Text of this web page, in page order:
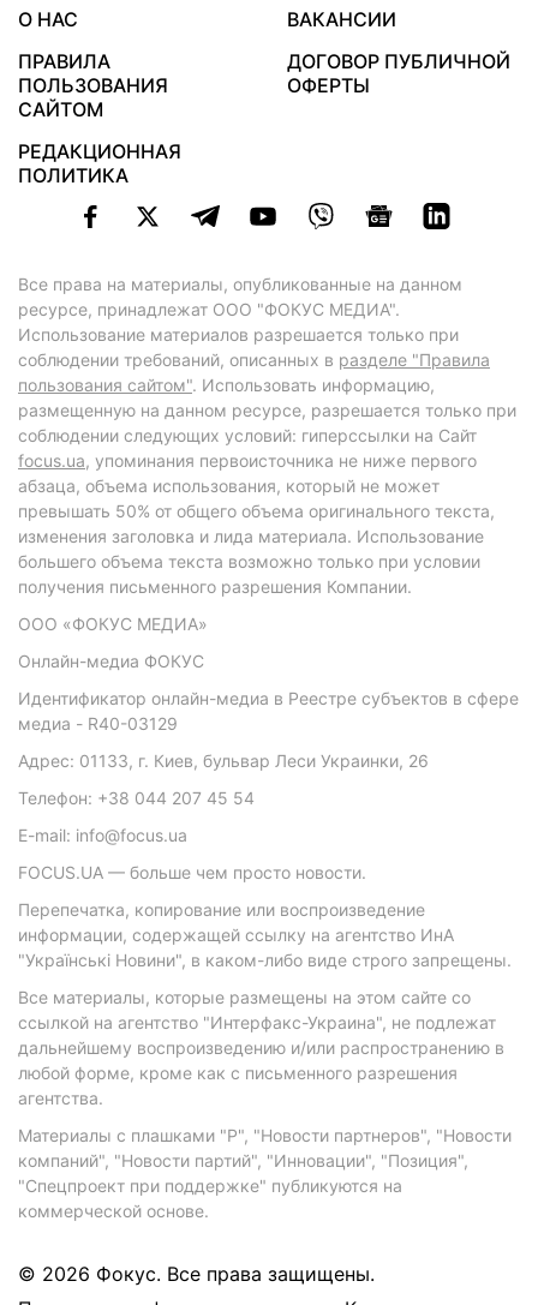
О НАС
ВАКАНСИИ
ПРАВИЛА
ПОЛЬЗОВАНИЯ
САЙТОМ
ДОГОВОР ПУБЛИЧНОЙ
ОФЕРТЫ
РЕДАКЦИОННАЯ
ПОЛИТИКА
Все права на материалы, опубликованные на данном
ресурсе, принадлежат ООО "ФОКУС МЕДИА".
Использование материалов разрешается только при
соблюдении требований, описанных в разделе "Правила
пользования сайтом". Использовать информацию,
размещенную на данном ресурсе, разрешается только при
соблюдении следующих условий: гиперссылки на Сайт
focus.ua, упоминания первоисточника не ниже первого
абзаца, объема использования, который не может
превышать 50% от общего объема оригинального текста,
изменения заголовка и лида материала. Использование
большего объема текста возможно только при условии
получения письменного разрешения Компании.
ООО «ФОКУС МЕДИА»
Онлайн-медиа ФОКУС
Идентификатор онлайн-медиа в Реестре субъектов в сфере
медиа - R40-03129
Адрес: 01133, г. Киев, бульвар Леси Украинки, 26
Телефон: +38 044 207 45 54
E-mail: info@focus.ua
FOCUS.UA — больше чем просто новости.
Перепечатка, копирование или воспроизведение
информации, содержащей ссылку на агентство ИнА
"Українські Новини", в каком-либо виде строго запрещены.
Все материалы, которые размещены на этом сайте со
ссылкой на агентство "Интерфакс-Украина", не подлежат
дальнейшему воспроизведению и/или распространению в
любой форме, кроме как с письменного разрешения
агентства.
Материалы с плашками "Р", "Новости партнеров", "Новости
компаний", "Новости партий", "Инновации", "Позиция",
"Спецпроект при поддержке" публикуются на
коммерческой основе.
© 2026 Фокус. Все права защищены.